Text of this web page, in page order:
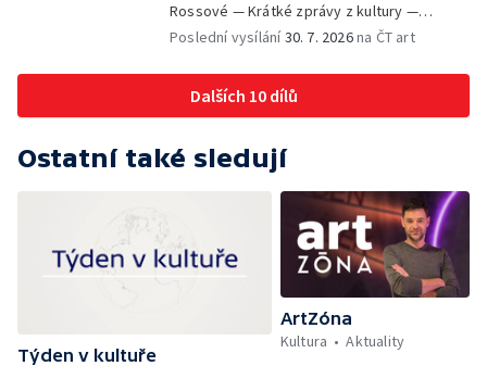
Rossové — Krátké zprávy z kultury —
Výstavy o proměnách Prahy — Zahajení
Poslední vysílání30. 7. 2026na ČT art
Dalších 10 dílů
Ostatní také sledují
Týden v kultuře
ArtZóna
Kultura
Aktuality